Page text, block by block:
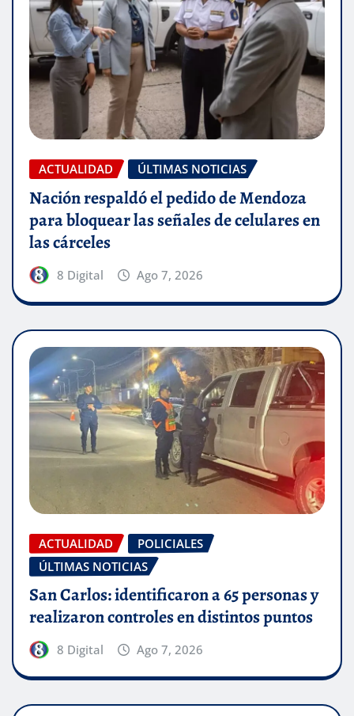
ACTUALIDAD ÚLTIMAS NOTICIAS
Nación respaldó el pedido de Mendoza
para bloquear las señales de celulares en
las cárceles
8 Digital Ago 7, 2026
ACTUALIDAD
POLICIALES
ÚLTIMAS NOTICIAS
San Carlos: identificaron a 65 personas y
realizaron controles en distintos puntos
8 Digital Ago 7, 2026